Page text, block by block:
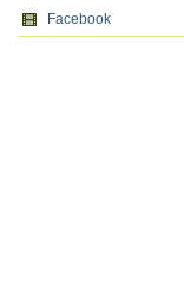
Facebook